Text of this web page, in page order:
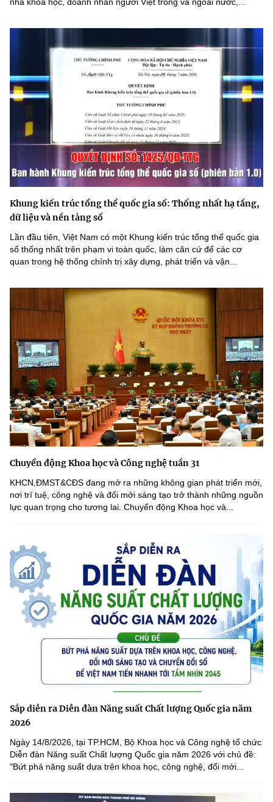
nhà khoa học, doanh nhân người Việt trong và ngoài nước,...
Khung kiến trúc tổng thể quốc gia số: Thống nhất hạ tầng,
dữ liệu và nền tảng số
Lần đầu tiên, Việt Nam có một Khung kiến trúc tổng thể quốc gia
số thống nhất trên phạm vi toàn quốc, làm căn cứ để các cơ
quan trong hệ thống chính trị xây dựng, phát triển và vận...
Chuyển động Khoa học và Công nghệ tuần 31
KHCN,ĐMST&CĐS đang mở ra những không gian phát triển mới,
nơi trí tuệ, công nghệ và đổi mới sáng tạo trở thành những nguồn
lực quan trọng cho tương lai. Chuyển động Khoa học và...
Sắp diễn ra Diễn đàn Năng suất Chất lượng Quốc gia năm
2026
Ngày 14/8/2026, tại TP.HCM, Bộ Khoa học và Công nghệ tổ chức
Diễn đàn Năng suất Chất lượng Quốc gia năm 2026 với chủ đề:
"Bứt phá năng suất dựa trên khoa học, công nghệ, đổi mới...